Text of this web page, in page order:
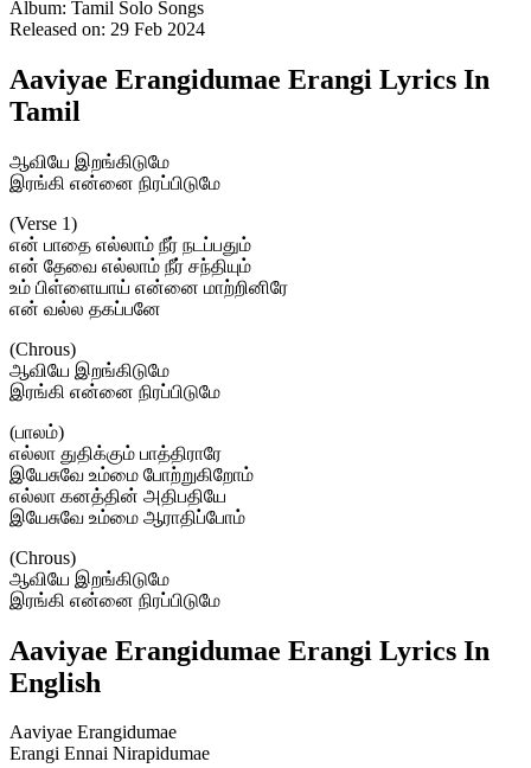
Album: Tamil Solo Songs
Released on: 29 Feb 2024
Aaviyae Erangidumae Erangi Lyrics In
Tamil
ஆவியே இறங்கிடுமே
இரங்கி என்னை நிரப்பிடுமே
(Verse 1)
என் பாதை எல்லாம் நீர் நடப்பதும்
என் தேவை எல்லாம் நீர் சந்தியும்
உம் பிள்ளையாய் என்னை மாற்றினிரே
என் வல்ல தகப்பனே
(Chrous)
ஆவியே இறங்கிடுமே
இரங்கி என்னை நிரப்பிடுமே
(பாலம்)
எல்லா துதிக்கும் பாத்திராரே
இயேசுவே உம்மை போற்றுகிறோம்
எல்லா கனத்தின் அதிபதியே
இயேசுவே உம்மை ஆராதிப்போம்
(Chrous)
ஆவியே இறங்கிடுமே
இரங்கி என்னை நிரப்பிடுமே
Aaviyae Erangidumae Erangi Lyrics In
English
Aaviyae Erangidumae
Erangi Ennai Nirapidumae